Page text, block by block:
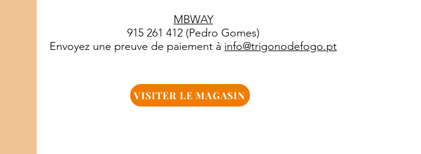
MBWAY
915 261 412 (Pedro Gomes)
Envoyez une preuve de paiement à info@trigonodefogo.pt
VISITER LE MAGASIN